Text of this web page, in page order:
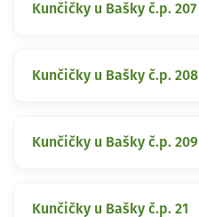
Kunčičky u Bašky č.p. 207
Kunčičky u Bašky č.p. 208
Kunčičky u Bašky č.p. 209
Kunčičky u Bašky č.p. 21